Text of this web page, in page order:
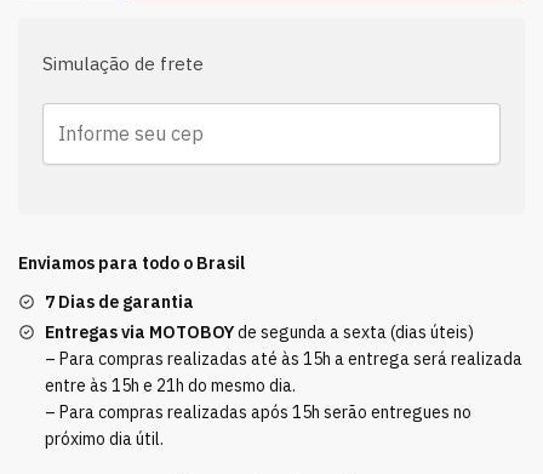
Simulação de frete
Enviamos para todo o Brasil
7 Dias de garantia
Entregas via MOTOBOYde segunda a sexta (dias úteis)
– Para compras realizadas até às 15h a entrega será realizada
entre às 15h e 21h do mesmo dia.
– Para compras realizadas após 15h serão entregues no
próximo dia útil.